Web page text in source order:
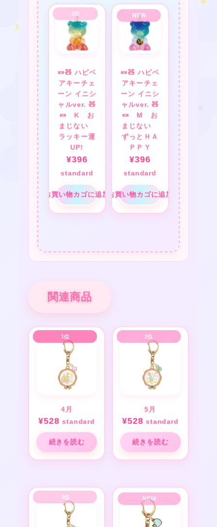
🍬🧸 ハピベ
アキーチェ
ーン イニシ
ャルver. 🧸
🍬 K お
まじない
ラッキー運
UP!
¥396
standard
お買い物カゴに追加
🍬🧸 ハピベ
アキーチェ
ーン イニシ
ャルver. 🧸
🍬 M お
まじない
ずっとＨＡ
ＰＰＹ
¥396
standard
お買い物カゴに追加
関連商品
4月
¥528 standard
続きを読む
5月
¥528 standard
続きを読む